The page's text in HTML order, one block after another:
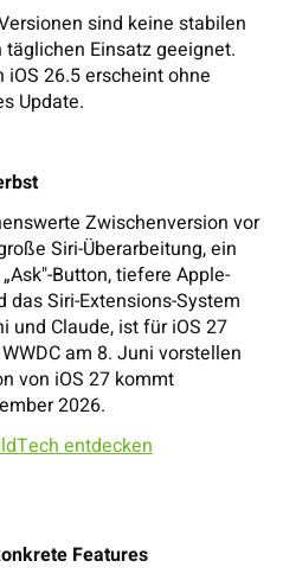
sind keine stabilen
Einsatz geeignet.
26.5 erscheint ohne
Update.
Zwischenversion vor
Siri-Überarbeitung, ein
Button, tiefere Apple-
Siri-Extensions-System
und Claude, ist für iOS 27
am 8. Juni vorstellen
von iOS 27 kommt
2026.
entdecken
Features